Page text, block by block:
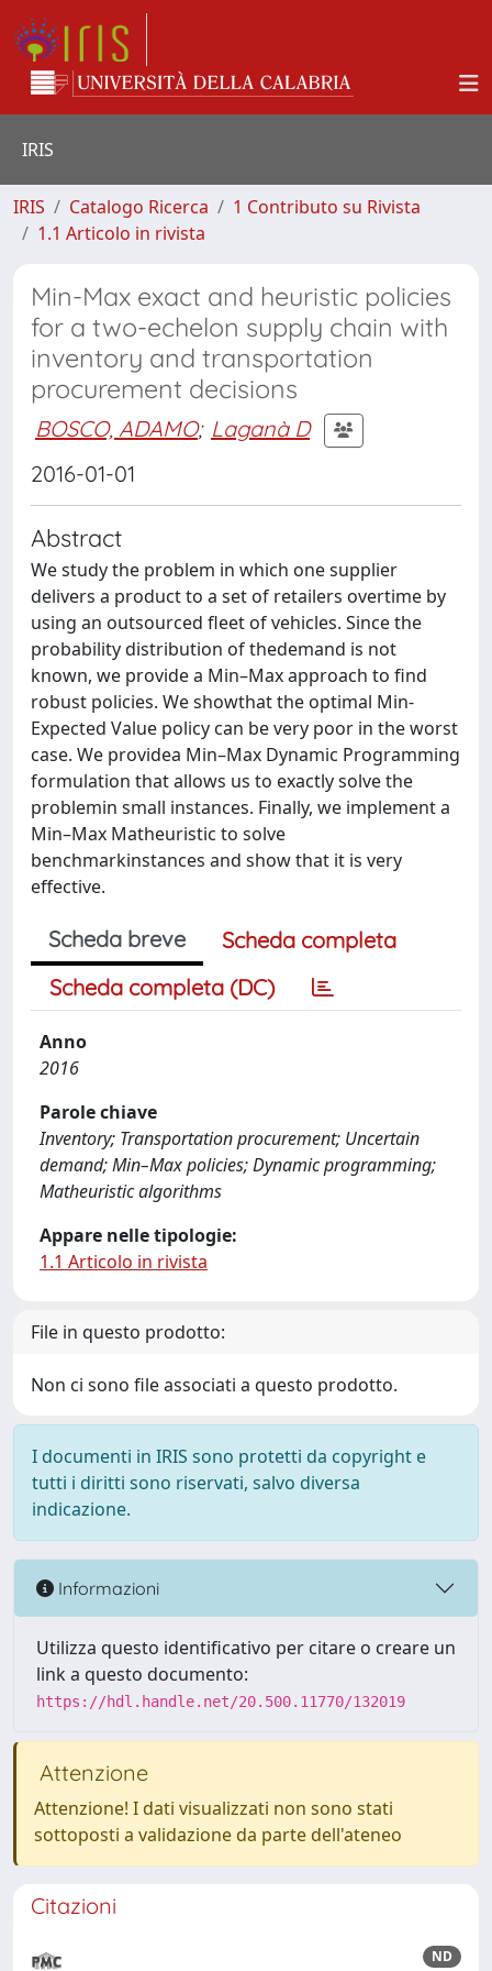
IRIS
IRIS Catalogo Ricerca
1 Contributo su Rivista
1.1 Articolo in rivista
Min-Max exact and heuristic policies
for a two-echelon supply chain with
inventory and transportation
procurement decisions
BOSCO, ADAMO; Laganà D
2016-01-01
Abstract
We study the problem in which one supplier
delivers a product to a set of retailers overtime by
using an outsourced fleet of vehicles. Since the
probability distribution of thedemand is not
known, we provide a Min–Max approach to find
robust policies. We showthat the optimal Min-
Expected Value policy can be very poor in the worst
case. We providea Min–Max Dynamic Programming
formulation that allows us to exactly solve the
problemin small instances. Finally, we implement a
Min–Max Matheuristic to solve
benchmarkinstances and show that it is very
effective.
Scheda breve
Scheda completa
Scheda completa (DC)
Anno
2016
Parole chiave
Inventory; Transportation procurement; Uncertain
demand; Min–Max policies; Dynamic programming;
Matheuristic algorithms
Appare nelle tipologie:
1.1 Articolo in rivista
File in questo prodotto:
Non ci sono file associati a questo prodotto.
I documenti in IRIS sono protetti da copyright e
tutti i diritti sono riservati, salvo diversa
indicazione.
Informazioni
Utilizza questo identificativo per citare o creare un
link a questo documento:
https://hdl.handle.net/20.500.11770/132019
Attenzione
Attenzione! I dati visualizzati non sono stati
sottoposti a validazione da parte dell'ateneo
Citazioni
ND